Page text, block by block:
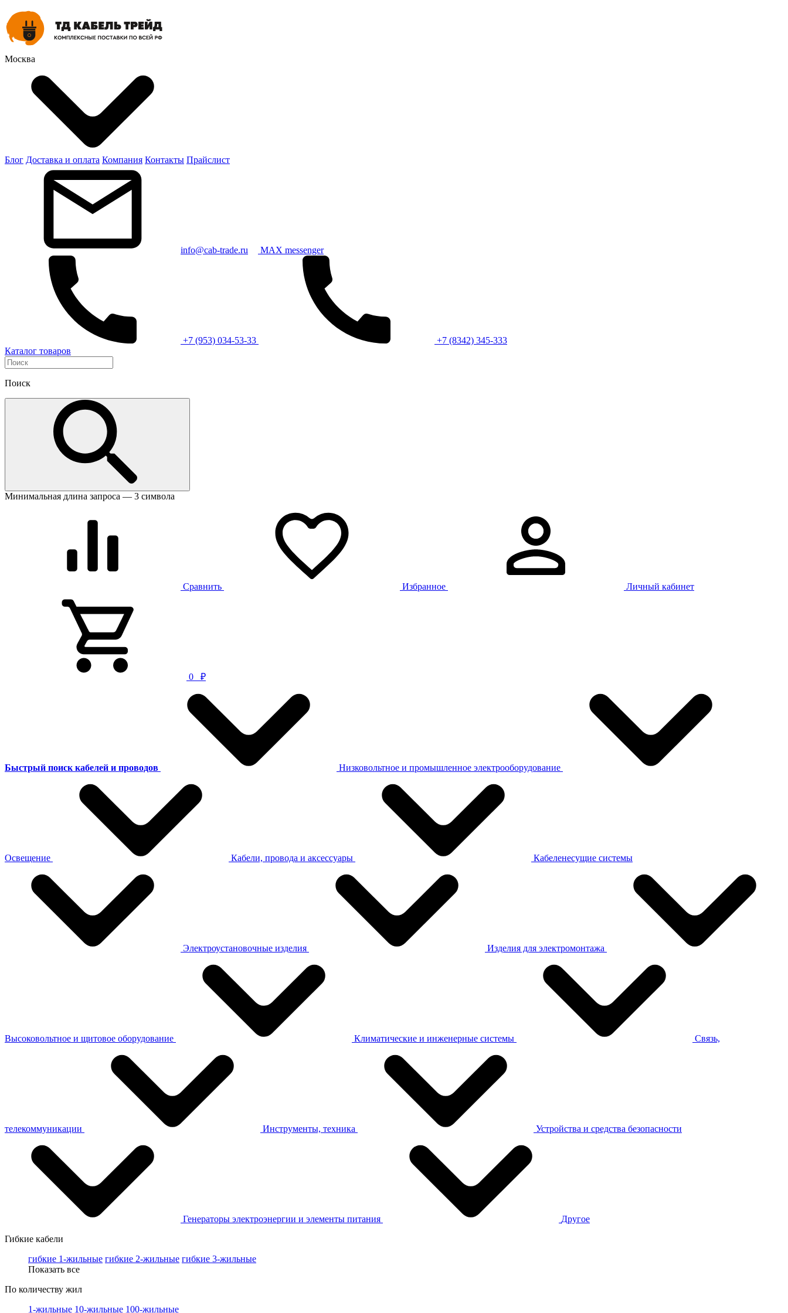
Москва
Блог Доставка и оплата Компания Контакты Прайслист
info@cab-trade.ru MAX messenger
+7 (953) 034-53-33
+7 (8342) 345-333
Каталог товаров
Поиск
Минимальная длина запроса — 3 символа
Сравнить Избранное Личный кабинет
0 ₽
Быстрый поиск кабелей и проводов Низковольтное и промышленное электрооборудование
Освещение Кабели, провода и аксессуары Кабеленесущие системы
Электроустановочные изделия Изделия для электромонтажа
Высоковольтное и щитовое оборудование Климатические и инженерные системы Связь,
телекоммуникации Инструменты, техника Устройства и средства безопасности
Генераторы электроэнергии и элементы питания
Другое
Гибкие кабели
гибкие 1-жильные гибкие 2-жильные гибкие 3-жильные
Показать все
По количеству жил
1-жильные 10-жильные 100-жильные
×
Хотите лучшие условия на
закупку кабеля и
актуальный прайс-лист или сделаем расчёт
стоимости по вашему запросу!